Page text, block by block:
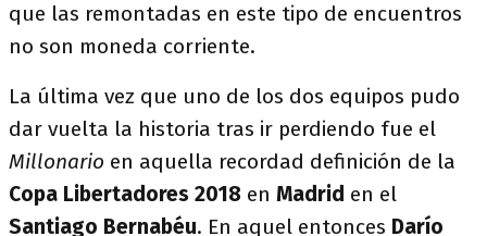
que las remontadas en este tipo de encuentros
no son moneda corriente.
La última vez que uno de los dos equipos pudo
dar vuelta la historia tras ir perdiendo fue el
Millonario en aquella recordad definición de la
Copa Libertadores 2018 en Madrid en el
Santiago Bernabéu. En aquel entonces Darío